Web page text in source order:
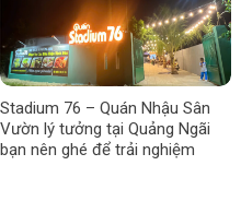
Stadium 76 – Quán Nhậu Sân
Vườn lý tưởng tại Quảng Ngãi
bạn nên ghé để trải nghiệm